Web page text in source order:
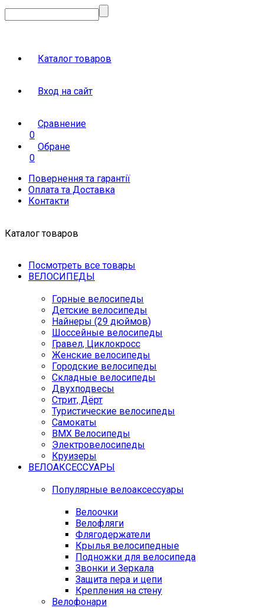
Каталог товаров
Вход на сайт
Сравнение
0
Обране
0
Повернення та гарантії
Оплата та Доставка
Контакти
Каталог товаров
Посмотреть все товары
ВЕЛОСИПЕДЫ
Горные велосипеды
Детские велосипеды
Найнеры (29 дюймов)
Шоссейные велосипеды
Гравел, Циклокросс
Женские велосипеды
Городcкие велосипеды
Складные велосипеды
Двухподвесы
Стрит, Дёрт
Туристические велосипеды
Самокаты
BMX Велосипеды
Электровелосипеды
Круизеры
ВЕЛОАКСЕССУАРЫ
Популярные велоаксессуары
Велоочки
Велофляги
Флягодержатели
Крылья велосипедные
Подножки для велосипеда
Звонки и Зеркала
Защита пера и цепи
Крепления на стену
Велофонари